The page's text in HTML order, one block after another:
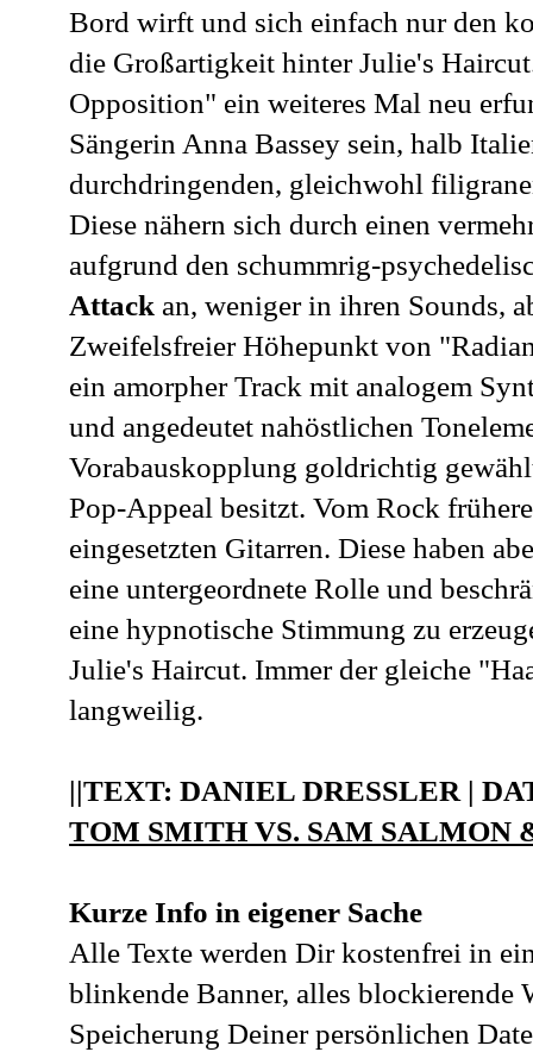
Bord wirft und sich einfach nur den
die Großartigkeit hinter Julie's
Opposition" ein weiteres Mal neu
Sängerin Anna Bassey sein, halb
durchdringenden, gleichwohl
Diese nähern sich durch einen
aufgrund den schummrig-
Attack an, weniger in ihren Sounds,
Zweifelsfreier Höhepunkt von
ein amorpher Track mit analogem
und angedeutet nahöstlichen
Vorabauskopplung goldrichtig
Pop-Appeal besitzt. Vom Rock
eingesetzten Gitarren. Diese haben
eine untergeordnete Rolle und
eine hypnotische Stimmung zu
Julie's Haircut. Immer der gleiche
langweilig.
||TEXT: DANIEL DRESSLER |
TOM SMITH VS. SAM SALMON
Kurze Info in eigener Sache
Alle Texte werden Dir kostenfrei in
blinkende Banner, alles blockierende
Speicherung Deiner persönlichen